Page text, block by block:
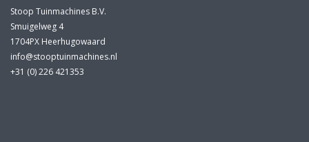
Stoop Tuinmachines B.V.
Smuigelweg 4
1704PX Heerhugowaard
info@stooptuinmachines.nl
+31 (0) 226 421353